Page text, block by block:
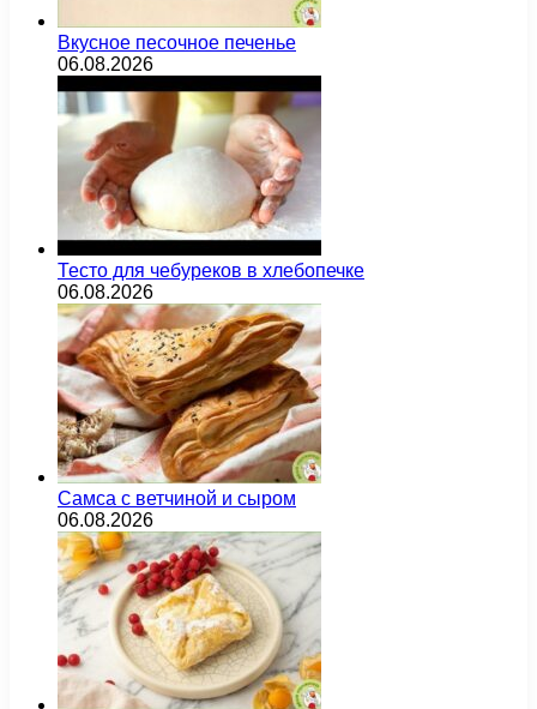
Вкусное песочное печенье
06.08.2026
Тесто для чебуреков в хлебопечке
06.08.2026
Самса с ветчиной и сыром
06.08.2026